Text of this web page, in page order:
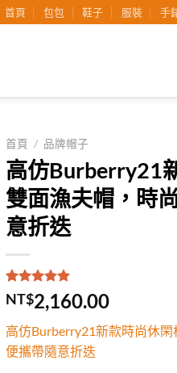
首頁 包包 鞋子 服裝 手
首頁 / 品牌帽子
高仿Burberry21
雙面漁夫帽，時
意折迭
評分5.00 /
5，已有
1
位
分
NT$2,160.00
高仿Burberry21新款時尚休
便攜帶隨意折迭